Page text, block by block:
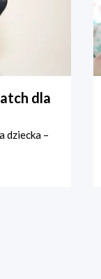
dla
dziecka –